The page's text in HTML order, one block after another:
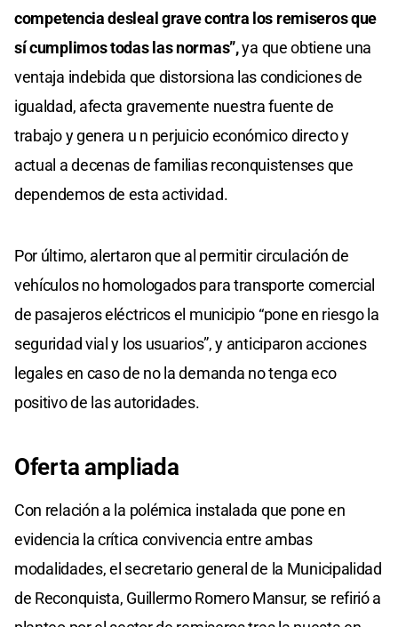
competencia desleal grave contra los remiseros que
sí cumplimos todas las normas”,ya que obtiene una
ventaja indebida que distorsiona las condiciones de
igualdad, afecta gravemente nuestra fuente de
trabajo y genera u n perjuicio económico directo y
actual a decenas de familias reconquistenses que
dependemos de esta actividad.
Por último, alertaron que al permitir circulación de
vehículos no homologados para transporte comercial
de pasajeros eléctricos el municipio “pone en riesgo la
seguridad vial y los usuarios”, y anticiparon acciones
legales en caso de no la demanda no tenga eco
positivo de las autoridades.
Oferta ampliada
Con relación a la polémica instalada que pone en
evidencia la crítica convivencia entre ambas
modalidades, el secretario general de la Municipalidad
de Reconquista, Guillermo Romero Mansur, se refirió a